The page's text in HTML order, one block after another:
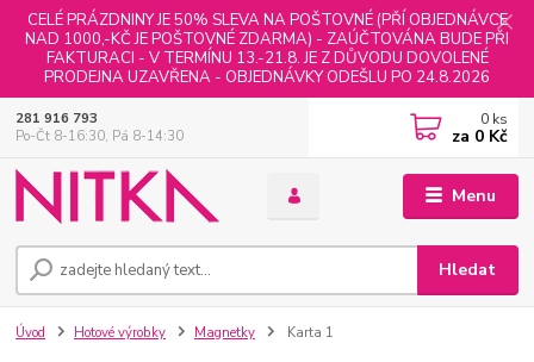
CELÉ PRÁZDNINY JE 50% SLEVA NA POŠTOVNÉ (PŘÍ OBJEDNÁVCE
NAD 1000,-KČ JE POŠTOVNÉ ZDARMA) - ZAÚČTOVÁNA BUDE PŘI
FAKTURACI - V TERMÍNU 13.-21.8. JE Z DŮVODU DOVOLENÉ
PRODEJNA UZAVŘENA - OBJEDNÁVKY ODEŠLU PO 24.8.2026
Menu
Hledat
281 916 793
Po-Čt 8-16:30, Pá 8-14:30
0 ks
za 0 Kč
Úvod Hotové výrobky Magnetky Karta 1